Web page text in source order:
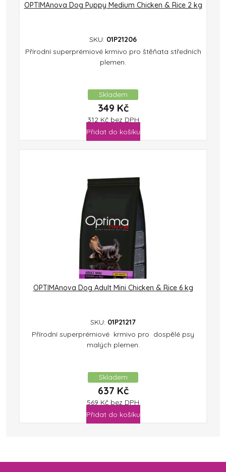
OPTIMAnova Dog Puppy Medium Chicken & Rice 2 kg
SKU: 01P21206
Přírodní superprémiové krmivo pro štěňata středních
plemen.
Skladem
349 Kč
312 Kč bez DPH
Přidat do košíku
OPTIMAnova Dog Adult Mini Chicken & Rice 6 kg
SKU: 01P21217
Přírodní superprémiové krmivo pro dospělé psy
malých plemen.
Skladem
637 Kč
569 Kč bez DPH
Přidat do košíku